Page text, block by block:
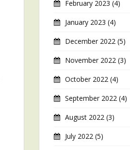
February 2023 (4)
January 2023 (4)
December 2022 (5)
November 2022 (3)
October 2022 (4)
September 2022 (4)
August 2022 (3)
July 2022 (5)